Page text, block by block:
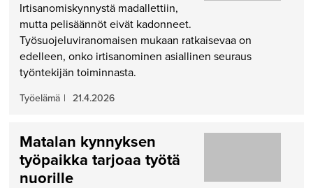
Irtisanomiskynnystä madallettiin,
mutta pelisäännöt eivät kadonneet.
Työsuojeluviranomaisen mukaan ratkaisevaa on
edelleen, onko irtisanominen asiallinen seuraus
työntekijän toiminnasta.
Työelämä | 21.4.2026
Matalan kynnyksen
työpaikka tarjoaa työtä
nuorille